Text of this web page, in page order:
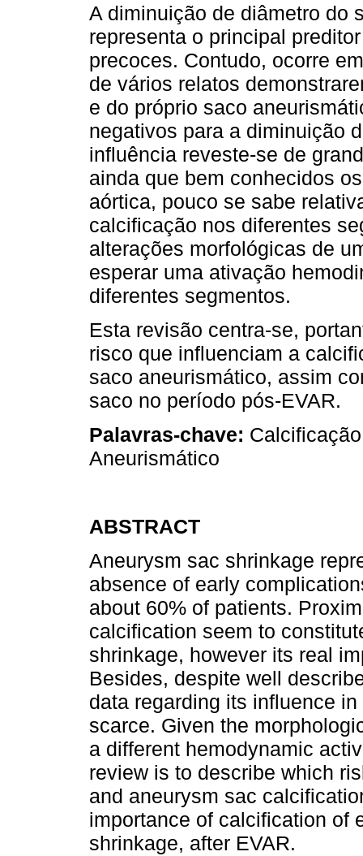
A diminuição de diâmetro do
representa o principal
precoces. Contudo, ocorre
de vários relatos
e do próprio saco
negativos para a diminuição
influência reveste-se de
ainda que bem conhecidos
aórtica, pouco se sabe
calcificação nos diferentes
alterações morfológicas de
esperar uma ativação
diferentes segmentos.
Esta revisão centra-se,
risco que influenciam a
saco aneurismático, assim
saco no período pós-EVAR.
Palavras-chave:
Aneurismático
ABSTRACT
Aneurysm sac shrinkage
absence of early
about 60% of patients.
calcification seem to
shrinkage, however its real
Besides, despite well
data regarding its influence
scarce. Given the
a different hemodynamic
review is to describe which
and aneurysm sac
importance of calcification of
shrinkage, after EVAR.